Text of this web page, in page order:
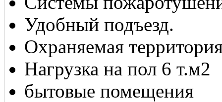
Удобный подъезд.
Охраняемая
Нагрузка на пол 6 т.м2
бытовые помещения